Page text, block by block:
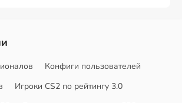
Конфиги пользователей
Игроки CS2 по рейтингу 3.0